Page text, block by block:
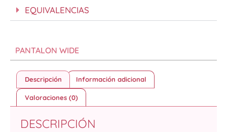
EQUIVALENCIAS
PANTALON WIDE
Descripción Información adicional
Valoraciones (0)
DESCRIPCIÓN